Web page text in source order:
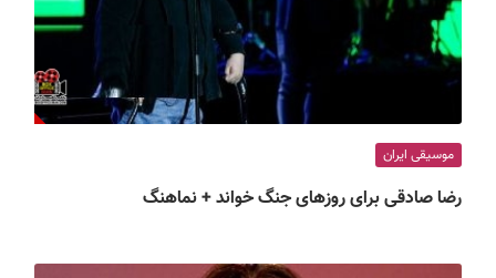
موسیقی ایران
رضا صادقی برای روزهای جنگ خواند + نماهنگ